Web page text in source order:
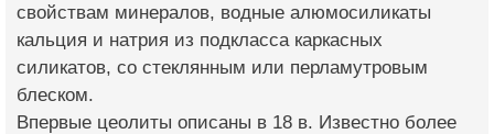
свойствам минералов, водные алюмосиликаты
кальция и натрия из подкласса каркасных
силикатов, со стеклянным или перламутровым
блеском.
Впервые цеолиты описаны в 18 в. Известно более